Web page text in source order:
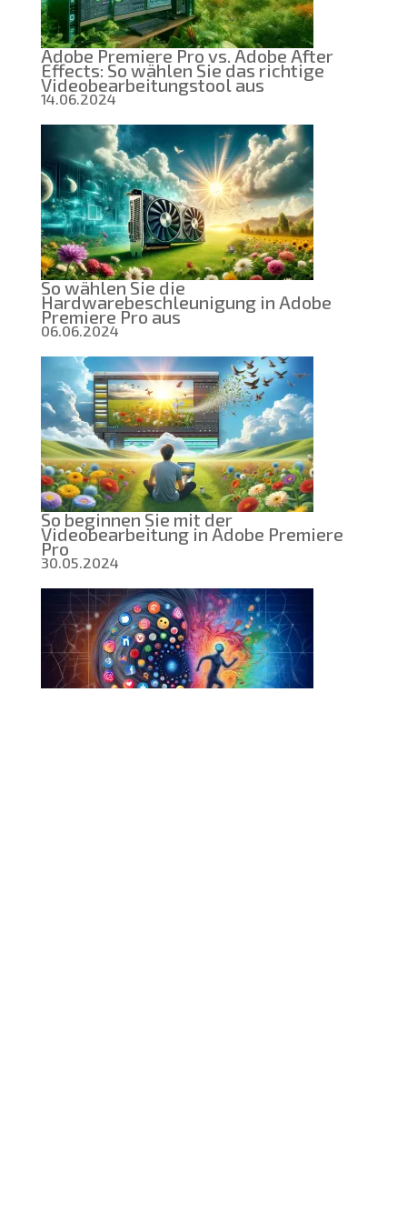
Adobe Premiere Pro vs. Adobe After
Effects: So wählen Sie das richtige
Videobearbeitungstool aus
14.06.2024
So wählen Sie die
Hardwarebeschleunigung in Adobe
Premiere Pro aus
06.06.2024
So beginnen Sie mit der
Videobearbeitung in Adobe Premiere
Pro
30.05.2024